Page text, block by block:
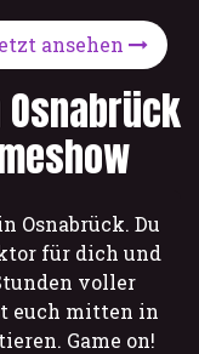
ansehen
Osnabrück. Du
für dich und
voller
euch mitten in
Game on!